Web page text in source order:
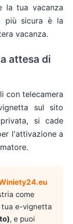
la tua vacanza
più sicura è la
vacanza.
attesa di
con telecamera
sul sito
si cade
l'attivazione a
come
tua e-vignetta
, e puoi